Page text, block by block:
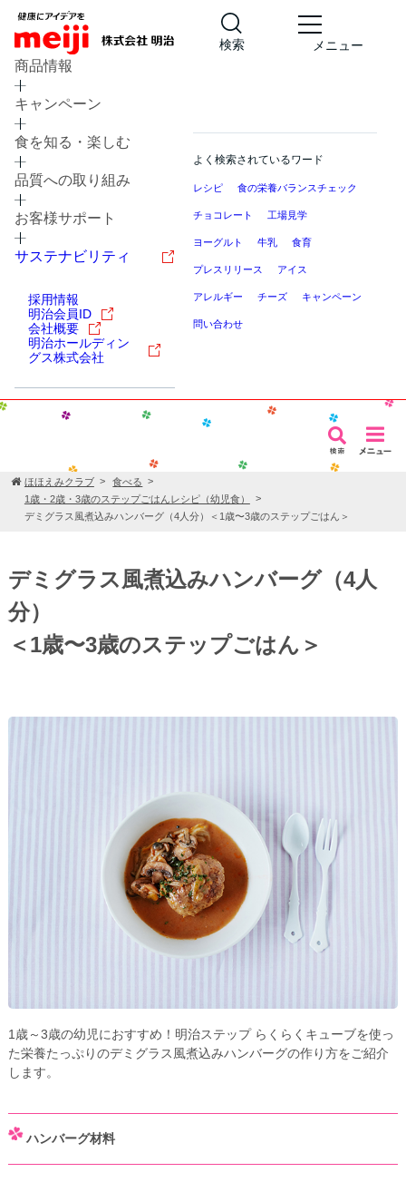
検索 メニュー
商品情報
キャンペーン
食を知る・楽しむ
品質への取り組み
お客様サポート
サステナビリティ
採用情報
明治会員ID
会社概要
明治ホールディン
グス株式会社
よく検索されているワード
レシピ 食の栄養バランスチェック
チョコレート 工場見学
ヨーグルト 牛乳 食育
プレスリリース アイス
アレルギー チーズ キャンペーン
問い合わせ
ほほえみクラブ
食べる
1歳・2歳・3歳のステップごはんレシピ（幼児食）
デミグラス風煮込みハンバーグ（4人分）＜1歳〜3歳のステップごはん＞
デミグラス風煮込みハンバーグ（4人
分）
＜1歳〜3歳のステップごはん＞
1歳～3歳の幼児におすすめ！明治ステップ らくらくキューブを使っ
た栄養たっぷりのデミグラス風煮込みハンバーグの作り方をご紹介
します。
ハンバーグ材料